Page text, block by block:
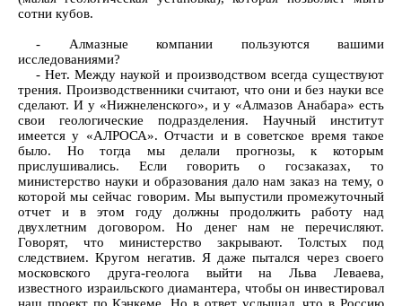
сотни кубов.
- Алмазные компании пользуются вашими
исследованиями?
- Нет. Между наукой и производством всегда существуют
трения. Производственники считают, что они и без науки все
сделают. И у «Нижнеленского», и у «Алмазов Анабара» есть
свои геологические подразделения. Научный институт
имеется у «АЛРОСА». Отчасти и в советское время такое
было. Но тогда мы делали прогнозы, к которым
прислушивались. Если говорить о госзаказах, то
министерство науки и образования дало нам заказ на тему, о
которой мы сейчас говорим. Мы выпустили промежуточный
отчет и в этом году должны продолжить работу над
двухлетним договором. Но денег нам не перечисляют.
Говорят, что министерство закрывают. Толстых под
следствием. Кругом негатив. Я даже пытался через своего
московского друга-геолога выйти на Льва Леваева,
известного израильского диамантера, чтобы он инвестировал